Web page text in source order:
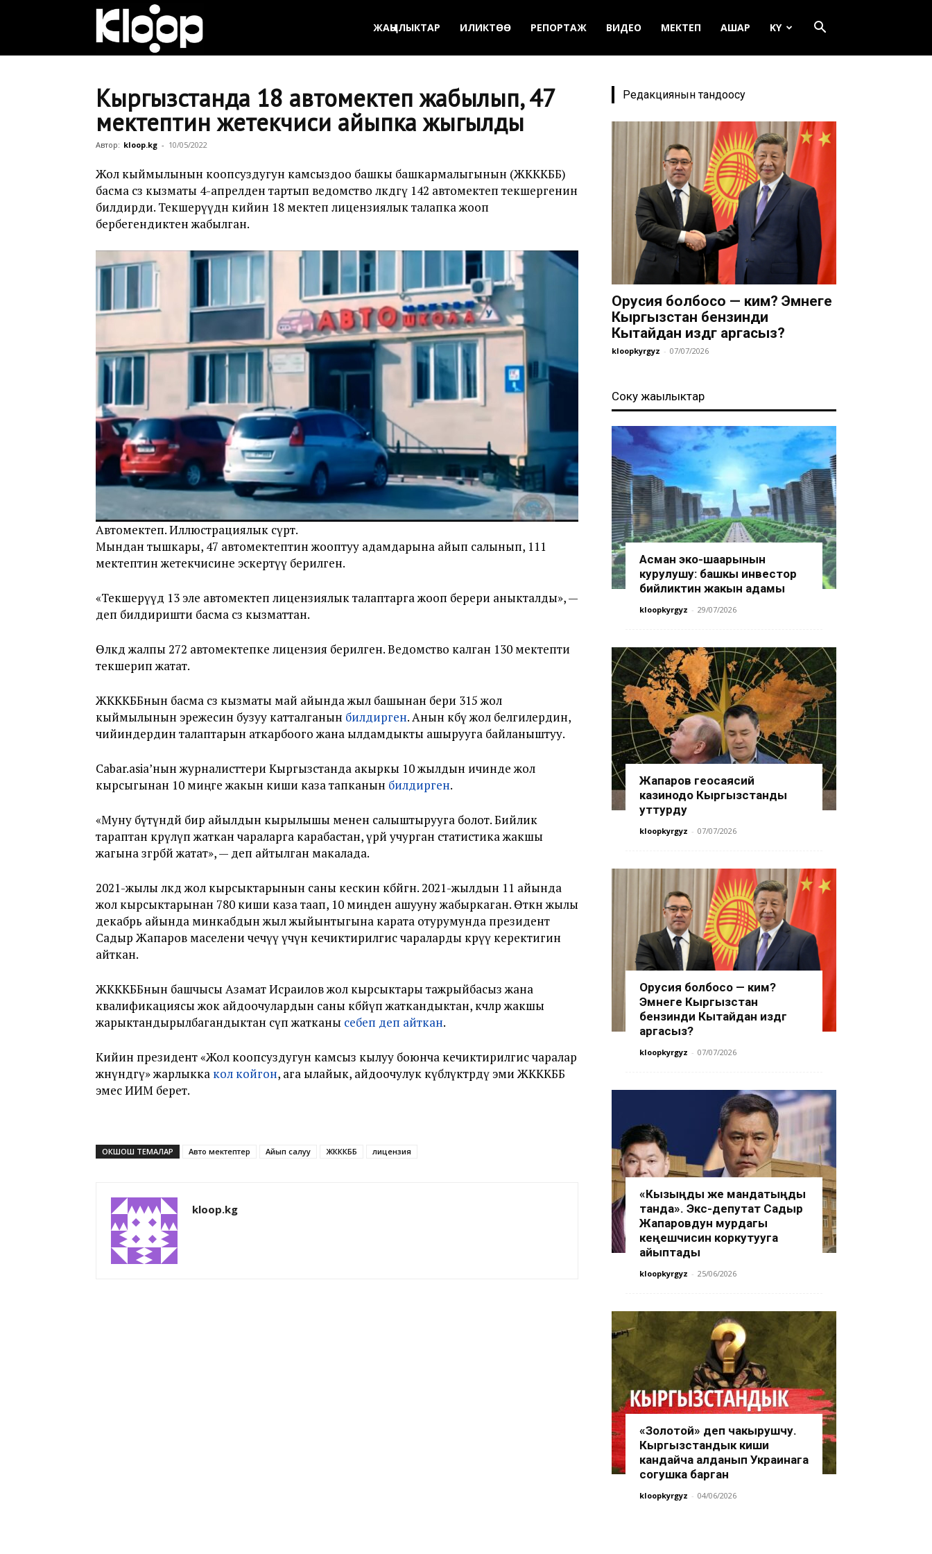
Кыргызстан
жаңылыктары
ЖАҢЫЛЫКТАР ИЛИКТӨӨ РЕПОРТАЖ ВИДЕО МЕКТЕП АШАР KY
Кыргызстанда 18 автомектеп жабылып, 47
мектептин жетекчиси айыпка жыгылды
Автор: kloop.kg - 10/05/2022
Жол кыймылынын коопсуздугун камсыздоо башкы башкармалыгынын (ЖКККББ)
басма сөз кызматы 4-апрелден тартып ведомство өлкөдөгү 142 автомектеп текшергенин
билдирди. Текшерүүдөн кийин 18 мектеп лицензиялык талапка жооп
бербегендиктен жабылган.
Автомектеп. Иллюстрациялык сүрөт.
Мындан тышкары, 47 автомектептин жооптуу адамдарына айып салынып, 111
мектептин жетекчисине эскертүү берилген.
«Текшерүүдө 13 эле автомектеп лицензиялык талаптарга жооп берери аныкталды», —
деп билдиришти басма сөз кызматтан.
Өлкөдө жалпы 272 автомектепке лицензия берилген. Ведомство калган 130 мектепти
текшерип жатат.
ЖКККББнын басма сөз кызматы май айында жыл башынан бери 315 жол
кыймылынын эрежесин бузуу катталганын билдирген. Анын көбү жол белгилердин,
чийиндердин талаптарын аткарбоого жана ылдамдыкты ашырууга байланыштуу.
Сabar.asia’нын журналисттери Кыргызстанда акыркы 10 жылдын ичинде жол
кырсыгынан 10 миңге жакын киши каза тапканын билдирген.
«Муну бүтүндөй бир айылдын кырылышы менен салыштырууга болот. Бийлик
тараптан көрүлүп жаткан чараларга карабастан, үрөй учурган статистика жакшы
жагына өзгөрбөй жатат», — деп айтылган макалада.
2021-жылы өлкөдө жол кырсыктарынын саны кескин көбөйгөн. 2021-жылдын 11 айында
жол кырсыктарынан 780 киши каза таап, 10 миңден ашууну жабыркаган. Өткөн жылы
декабрь айында минкабдын жыл жыйынтыгына карата отурумунда президент
Садыр Жапаров маселени чечүү үчүн кечиктирилгис чараларды көрүү керектигин
айткан.
ЖКККББнын башчысы Азамат Исраилов жол кырсыктары тажрыйбасыз жана
квалификациясы жок айдоочулардын саны көбөйүп жаткандыктан, көчөлөр жакшы
жарыктандырылбагандыктан өсүп жатканы себеп деп айткан.
Кийин президент «Жол коопсуздугун камсыз кылуу боюнча кечиктирилгис чаралар
жөнүндөгү» жарлыкка кол койгон, ага ылайык, айдоочулук күбөлүктөрдү эми ЖКККББ
эмес ИИМ берет.
ОКШОШ ТЕМАЛАР Авто мектептер Айып салуу ЖКККББ лицензия
kloop.kg
Редакциянын тандоосу
Орусия болбосо — ким? Эмнеге
Кыргызстан бензинди
Кытайдан издөөгө аргасыз?
kloopkyrgyz - 07/07/2026
Соңку жаңылыктар
Асман эко-шаарынын
курулушу: башкы инвестор
бийликтин жакын адамы
kloopkyrgyz - 29/07/2026
Жапаров геосаясий
казинодо Кыргызстанды
уттурду
kloopkyrgyz - 07/07/2026
Орусия болбосо — ким?
Эмнеге Кыргызстан
бензинди Кытайдан издөөгө
аргасыз?
kloopkyrgyz - 07/07/2026
«Кызыңды же мандатыңды
танда». Экс-депутат Садыр
Жапаровдун мурдагы
кеңешчисин коркутууга
айыптады
kloopkyrgyz - 25/06/2026
«Золотой» деп чакырушчу.
Кыргызстандык киши
кандайча алданып Украинага
согушка барган
kloopkyrgyz - 04/06/2026